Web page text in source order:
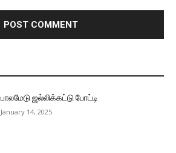
பாலமேடு ஜல்லிக்கட்டு போட்டி
January 14, 2025